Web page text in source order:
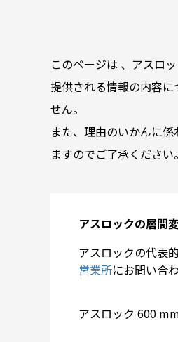
このページは 、アスロ
提供される情報の内容
せん。
また、理由のいかんに
ますのでご了承ください。
アスロックの層間
アスロックの代表
営業所にお問い合
アスロック 600